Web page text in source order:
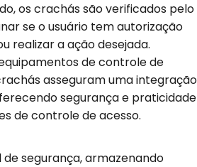
os crachás são verificados pelo
se o usuário tem autorização
realizar a ação desejada.
de controle de
asseguram uma integração
segurança e praticidade
de controle de acesso.
segurança, armazenando